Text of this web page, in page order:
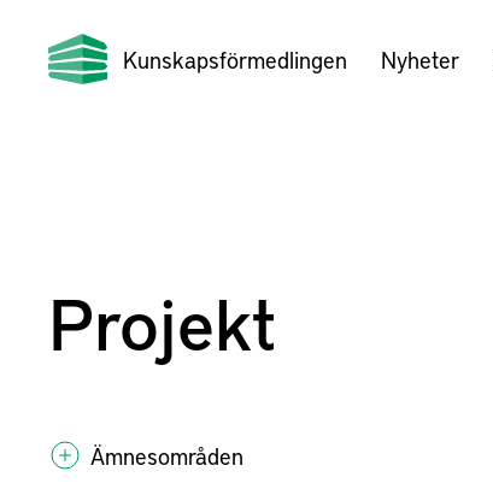
Kunskapsförmedlingen Nyheter
Projekt
Ämnesområden